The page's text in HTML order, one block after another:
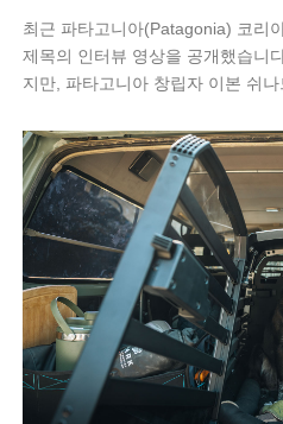
최근 파타고니아(Patagonia) 코리
제목의 인터뷰 영상을 공개했습니
지만, 파타고니아 창립자 이본 쉬